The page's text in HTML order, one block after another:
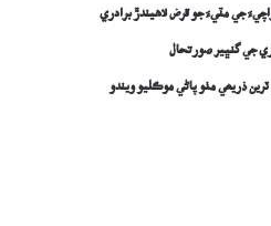
جي مٽيءَ جو قرض لاھيندڙ برادري
جي گنڀير صورتحال
ذريعي مٺو پاڻي موڪليو ويندو